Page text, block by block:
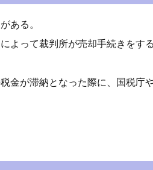
ある。
よって裁判所が売却手続きをす
金が滞納となった際に、国税庁